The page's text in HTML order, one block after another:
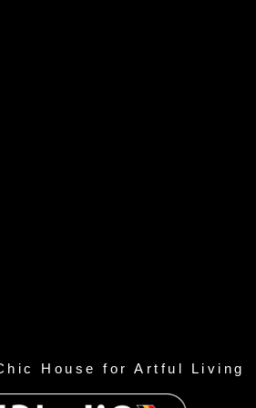
House for Artful Living